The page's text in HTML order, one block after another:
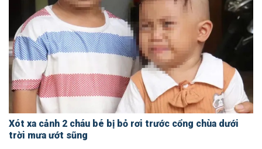
Xót xa cảnh 2 cháu bé bị bỏ rơi trước cổng chùa dưới
trời mưa ướt sũng